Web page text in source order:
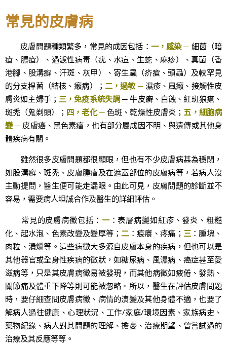
常見的皮膚病
皮膚問題種類繁多，常見的成因包括： 一，感染 ─ 細菌（暗
瘡、膿瘡）、過濾性病毒（疣、水痘、生蛇、麻疹）、真菌（香
港腳、股溝癬、汗斑、灰甲）、寄生蟲（疥瘡、頭蝨）及較罕見
的分支桿菌（結核、癩病）； 二，過敏 ─濕疹、風癩、接觸性皮
膚炎如主婦手； 三，免疫系統失調 ─ 牛皮癬、白蝕、紅斑狼瘡、
斑禿（鬼剃頭）； 四，老化 ─色斑、乾燥性皮膚炎；五，細胞病
變 ─ 皮膚癌、黑色素瘤，也有部分屬成因不明、與遺傳或其他身
體疾病有關。
雖然很多皮膚問題都很顯眼，但也有不少皮膚病甚為穩閉，
如股溝癬、斑禿、皮膚腫瘤及在遮蓋部位的皮膚病等，若病人沒
主動提問，醫生便可能走漏眼。由此可見，皮膚問題的診斷並不
容易，需要病人坦誠合作及醫生的詳細評估。
常見的皮膚病徵包括： 一：表層病變如紅疹、發炎、粗糙
化、起水泡、色素改變及變厚等； 二 ：痕癢、疼痛； 三 ：腫塊、
肉粒、潰爛等。這些病徵大多源自皮膚本身的疾病，但也可以是
其他器官或全身性疾病的徵狀，如糖尿病、風濕病、癌症甚至愛
滋病等，只是其皮膚病徵易被發現，而其他病徵如疲倦、發熱、
關節痛及體重下降等則可能被忽略。所以，醫生在評估皮膚問題
時，要仔細查問皮膚病徵、病情的演變及其他身體不適，也要了
解病人過往健康、心理狀況、工作/家庭/環境因素、家族病史、
藥物紀錄、病人對其問題的理解、擔憂、治療期望、曾嘗試過的
治療及其反應等等。